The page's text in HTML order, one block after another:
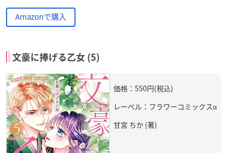
Amazonで購入
文豪に捧げる乙女 (5)
価格：550円(税込)
レーベル：フラワーコミックスα
甘宮 ちか (著)